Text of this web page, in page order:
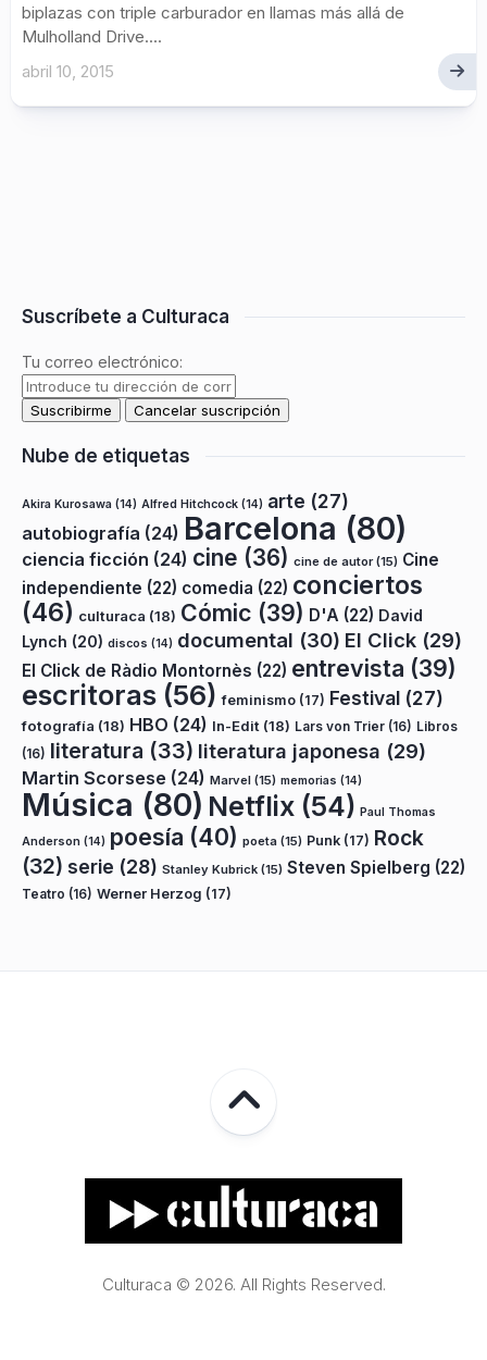
biplazas con triple carburador en llamas más allá de
Mulholland Drive....
abril 10, 2015
Suscríbete a Culturaca
Tu correo electrónico:
Nube de etiquetas
Akira Kurosawa (14) Alfred Hitchcock (14) arte (27)
autobiografía (24) Barcelona (80)
ciencia ficción (24) cine (36) cine de autor(15) Cine
independiente (22) comedia (22) conciertos
(46) culturaca (18) Cómic (39) D'A (22) David
Lynch (20) discos (14) documental (30) El Click (29)
El Click de Ràdio Montornès (22) entrevista (39)
escritoras (56) feminismo (17) Festival (27)
fotografía (18) HBO (24) In-Edit (18) Lars von Trier (16) Libros
(16) literatura (33) literatura japonesa (29)
Martin Scorsese (24) Marvel (15) memorias (14)
Música (80) Netflix (54) Paul Thomas
Anderson (14) poesía (40) poeta (15) Punk (17) Rock
(32) serie (28) Stanley Kubrick (15) Steven Spielberg (22)
Teatro (16) Werner Herzog (17)
Culturaca © 2026. All Rights Reserved.